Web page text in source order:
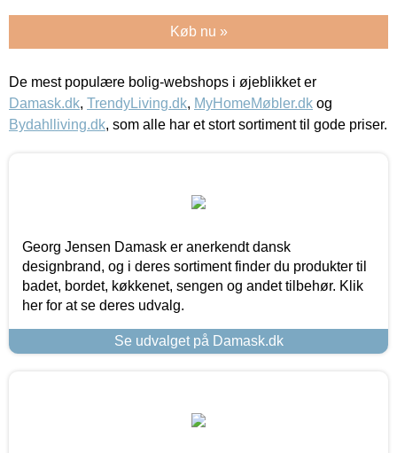
Køb nu »
De mest populære bolig-webshops i øjeblikket er
Damask.dk, TrendyLiving.dk, MyHomeMøbler.dk og
Bydahlliving.dk, som alle har et stort sortiment til gode priser.
Georg Jensen Damask er anerkendt dansk
designbrand, og i deres sortiment finder du produkter til
badet, bordet, køkkenet, sengen og andet tilbehør. Klik
her for at se deres udvalg.
Se udvalget på Damask.dk